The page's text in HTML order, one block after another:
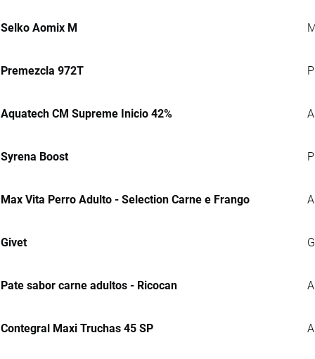
Selko Aomix M
Premezcla 972T
Aquatech CM Supreme Inicio 42%
Syrena Boost
Max Vita Perro Adulto - Selection Carne e Frango
Givet
Pate sabor carne adultos - Ricocan
Contegral Maxi Truchas 45 SP